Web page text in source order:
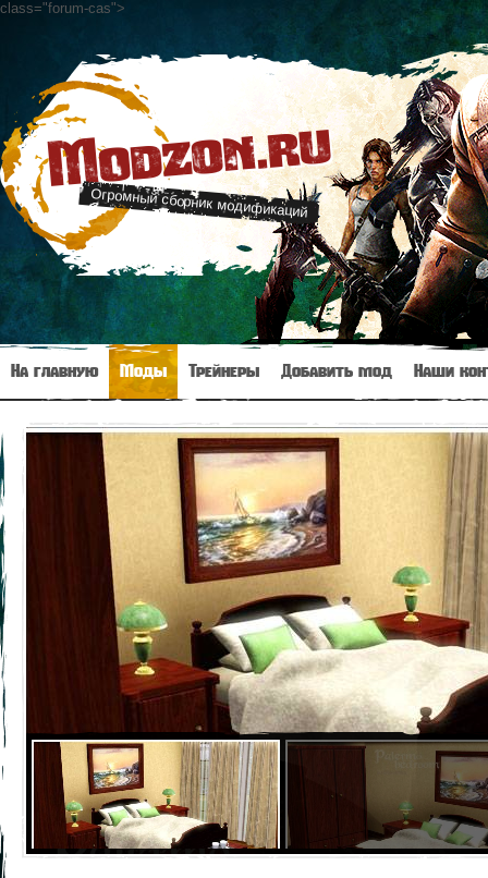
class="forum-cas">
Modzon.ru
Огромный сборник модификаций
На главную Моды Трейнеры Добавить мод Наши